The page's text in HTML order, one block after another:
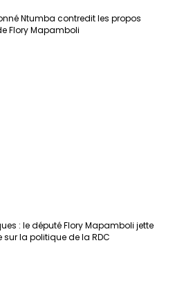
Ntumba contredit les propos
Flory Mapamboli
: le député Flory Mapamboli jette
la politique de la RDC